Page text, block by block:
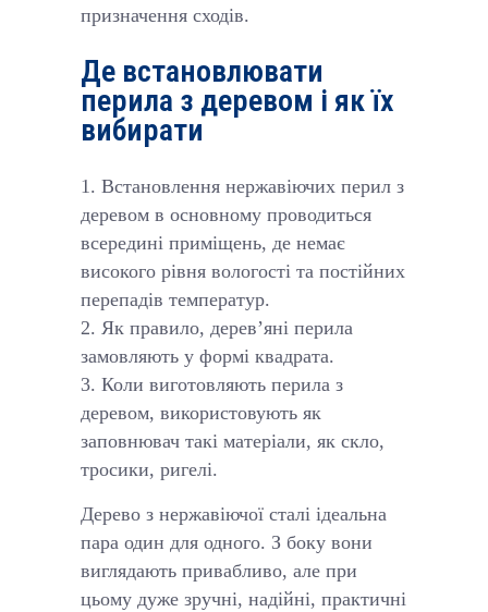
призначення сходів.
Де встановлювати
перила з деревом і як їх
вибирати
Встановлення нержавіючих перил з
деревом в основному проводиться
всередині приміщень, де немає
високого рівня вологості та постійних
перепадів температур.
Як правило, дерев’яні перила
замовляють у формі квадрата.
Коли виготовляють перила з
деревом, використовують як
заповнювач такі матеріали, як скло,
тросики, ригелі.
Дерево з нержавіючої сталі ідеальна
пара один для одного. З боку вони
виглядають привабливо, але при
цьому дуже зручні, надійні, практичні